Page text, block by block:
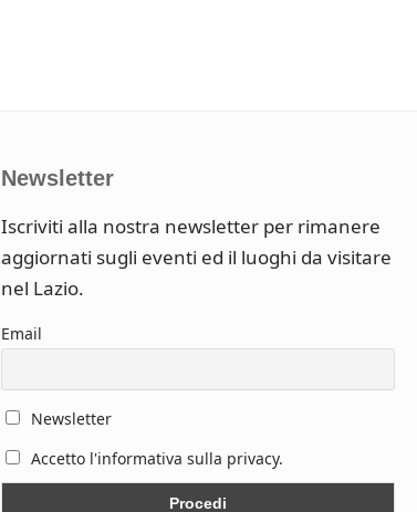
Newsletter
Iscriviti alla nostra newsletter per rimanere
aggiornati sugli eventi ed il luoghi da visitare
nel Lazio.
Email
Newsletter
Accetto l'informativa sulla privacy.